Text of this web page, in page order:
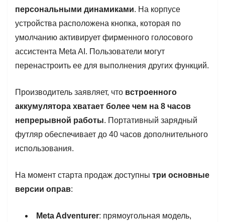
персональными динамиками. На корпусе
устройства расположена кнопка, которая по
умолчанию активирует фирменного голосового
ассистента Meta AI. Пользователи могут
перенастроить ее для выполнения других функций.
Производитель заявляет, что встроенного
аккумулятора хватает более чем на 8 часов
непрерывной работы. Портативный зарядный
футляр обеспечивает до 40 часов дополнительного
использования.
На момент старта продаж доступны три основные
версии оправ:
Meta Adventurer: прямоугольная модель,